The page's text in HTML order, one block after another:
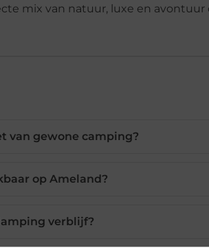
mix van natuur, luxe en avontuur
van gewone camping?
op Ameland?
verblijf?